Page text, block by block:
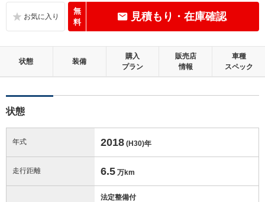
無
料
見積もり・在庫確認
状態 装備
購入
プラン
販売店
情報
車種
スペック
状態
年式 2018 (H30)年
走行距離 6.5 万km
法定整備付